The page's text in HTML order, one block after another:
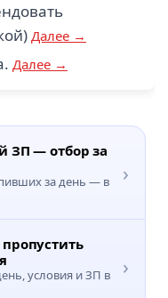
Далее →
Далее →
ЗП — отбор за
за день — в
›
условия и ЗП в
›